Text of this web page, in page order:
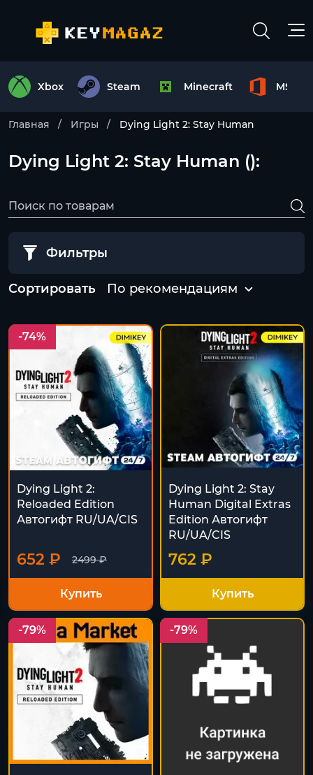
Xbox Steam Minecraft MS
Главная Игры Dying Light 2: Stay Human
Dying Light 2: Stay Human ():
Фильтры
Сортировать По рекомендациям
-74%
Dying Light 2:
Reloaded Edition
Автогифт RU/UA/CIS
2499 ₽
652 ₽
Купить
Dying Light 2: Stay
Human Digital Extras
Edition Автогифт
RU/UA/CIS
762 ₽
Купить
-79% -79%